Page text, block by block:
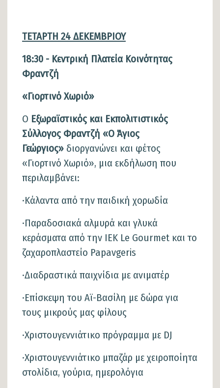
ΤΕΤΑΡΤΗ 24 ΔΕΚΕΜΒΡΙΟΥ
18:30 - Κεντρική Πλατεία Κοινότητας
Φραντζή
«Γιορτινό Χωριό»
Ο Εξωραϊστικός και Εκπολιτιστικός
Σύλλογος Φραντζή «Ο Άγιος
Γεώργιος» διοργανώνει και φέτος
«Γιορτινό Χωριό», μια εκδήλωση που
περιλαμβάνει:
·Κάλαντα από την παιδική χορωδία
·Παραδοσιακά αλμυρά και γλυκά
κεράσματα από την ΙΕΚ Le Gourmet και το
ζαχαροπλαστείο Papavgeris
·Διαδραστικά παιχνίδια με ανιματέρ
·Επίσκεψη του Αϊ-Βασίλη με δώρα για
τους μικρούς μας φίλους
·Χριστουγεννιάτικο πρόγραμμα με DJ
·Χριστουγεννιάτικο μπαζάρ με χειροποίητα
στολίδια, γούρια, ημερολόγια